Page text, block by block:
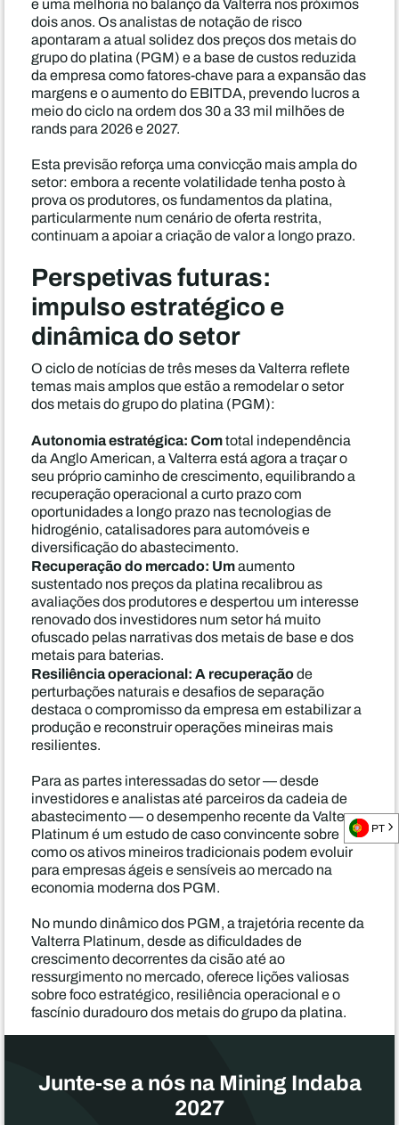
dois anos. Os analistas de notação de risco
apontaram a atual solidez dos preços dos metais do
grupo do platina (PGM) e a base de custos reduzida
da empresa como fatores-chave para a expansão das
margens e o aumento do EBITDA, prevendo lucros a
meio do ciclo na ordem dos 30 a 33 mil milhões de
rands para 2026 e 2027.
Esta previsão reforça uma convicção mais ampla do
setor: embora a recente volatilidade tenha posto à
prova os produtores, os fundamentos da platina,
particularmente num cenário de oferta restrita,
continuam a apoiar a criação de valor a longo prazo.
Perspetivas futuras:
impulso estratégico e
dinâmica do setor
O ciclo de notícias de três meses da Valterra reflete
temas mais amplos que estão a remodelar o setor
dos metais do grupo do platina (PGM):
Autonomia estratégica: Comtotal independência
da Anglo American, a Valterra está agora a traçar o
seu próprio caminho de crescimento, equilibrando a
recuperação operacional a curto prazo com
oportunidades a longo prazo nas tecnologias de
hidrogénio, catalisadores para automóveis e
diversificação do abastecimento.
Recuperação do mercado: Umaumento
sustentado nos preços da platina recalibrou as
avaliações dos produtores e despertou um interesse
renovado dos investidores num setor há muito
ofuscado pelas narrativas dos metais de base e dos
metais para baterias.
Resiliência operacional: A recuperaçãode
perturbações naturais e desafios de separação
destaca o compromisso da empresa em estabilizar a
produção e reconstruir operações mineiras mais
resilientes.
Para as partes interessadas do setor — desde
investidores e analistas até parceiros da cadeia de
abastecimento — o desempenho recente da Valterra
Platinum é um estudo de caso convincente sobre
como os ativos mineiros tradicionais podem evoluir
para empresas ágeis e sensíveis ao mercado na
economia moderna dos PGM.
No mundo dinâmico dos PGM, a trajetória recente da
Valterra Platinum, desde as dificuldades de
crescimento decorrentes da cisão até ao
ressurgimento no mercado, oferece lições valiosas
sobre foco estratégico, resiliência operacional e o
fascínio duradouro dos metais do grupo da platina.
Junte-se a nós na Mining Indaba
2027
PT